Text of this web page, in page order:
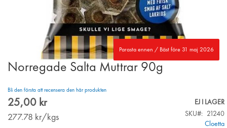
Parasta ennen / Bäst före 31 maj 2026
Skip
of
the
Norregade Salta Muttrar 90g
Bli den första att recensera den här produkten
25,00 kr
277.78 kr/kgs
EJ I LAGER
SKU
21240
Cloetta